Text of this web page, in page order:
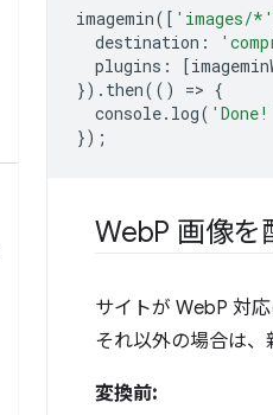
imagemin([ 'images/*'
destination :
plugins : [
}). then(() => {
console. log(
});
WebP 画像を
サイトが WebP 対
それ以外の場合は、
変換前: